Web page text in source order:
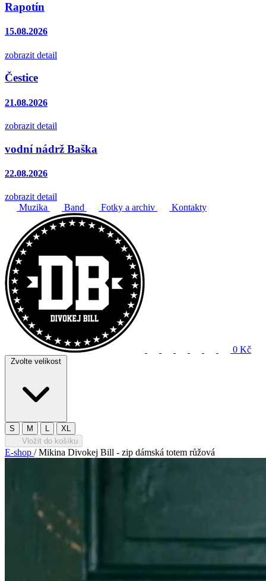
Rapotín
15.08.2026
zobrazit detail
Čestice
21.08.2026
zobrazit detail
vodní nádrž Baška
22.08.2026
zobrazit detail
Muzika
Band Fotky a archiv Kontakty
0 Kč
Zvolte velikost
S M L
XL
Vložit do košíku
E-shop / Mikina Divokej Bill - zip dámská totem růžová